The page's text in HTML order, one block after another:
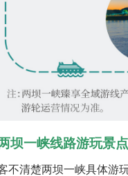
坝一峡线路游玩景
不清楚两坝一峡具体游